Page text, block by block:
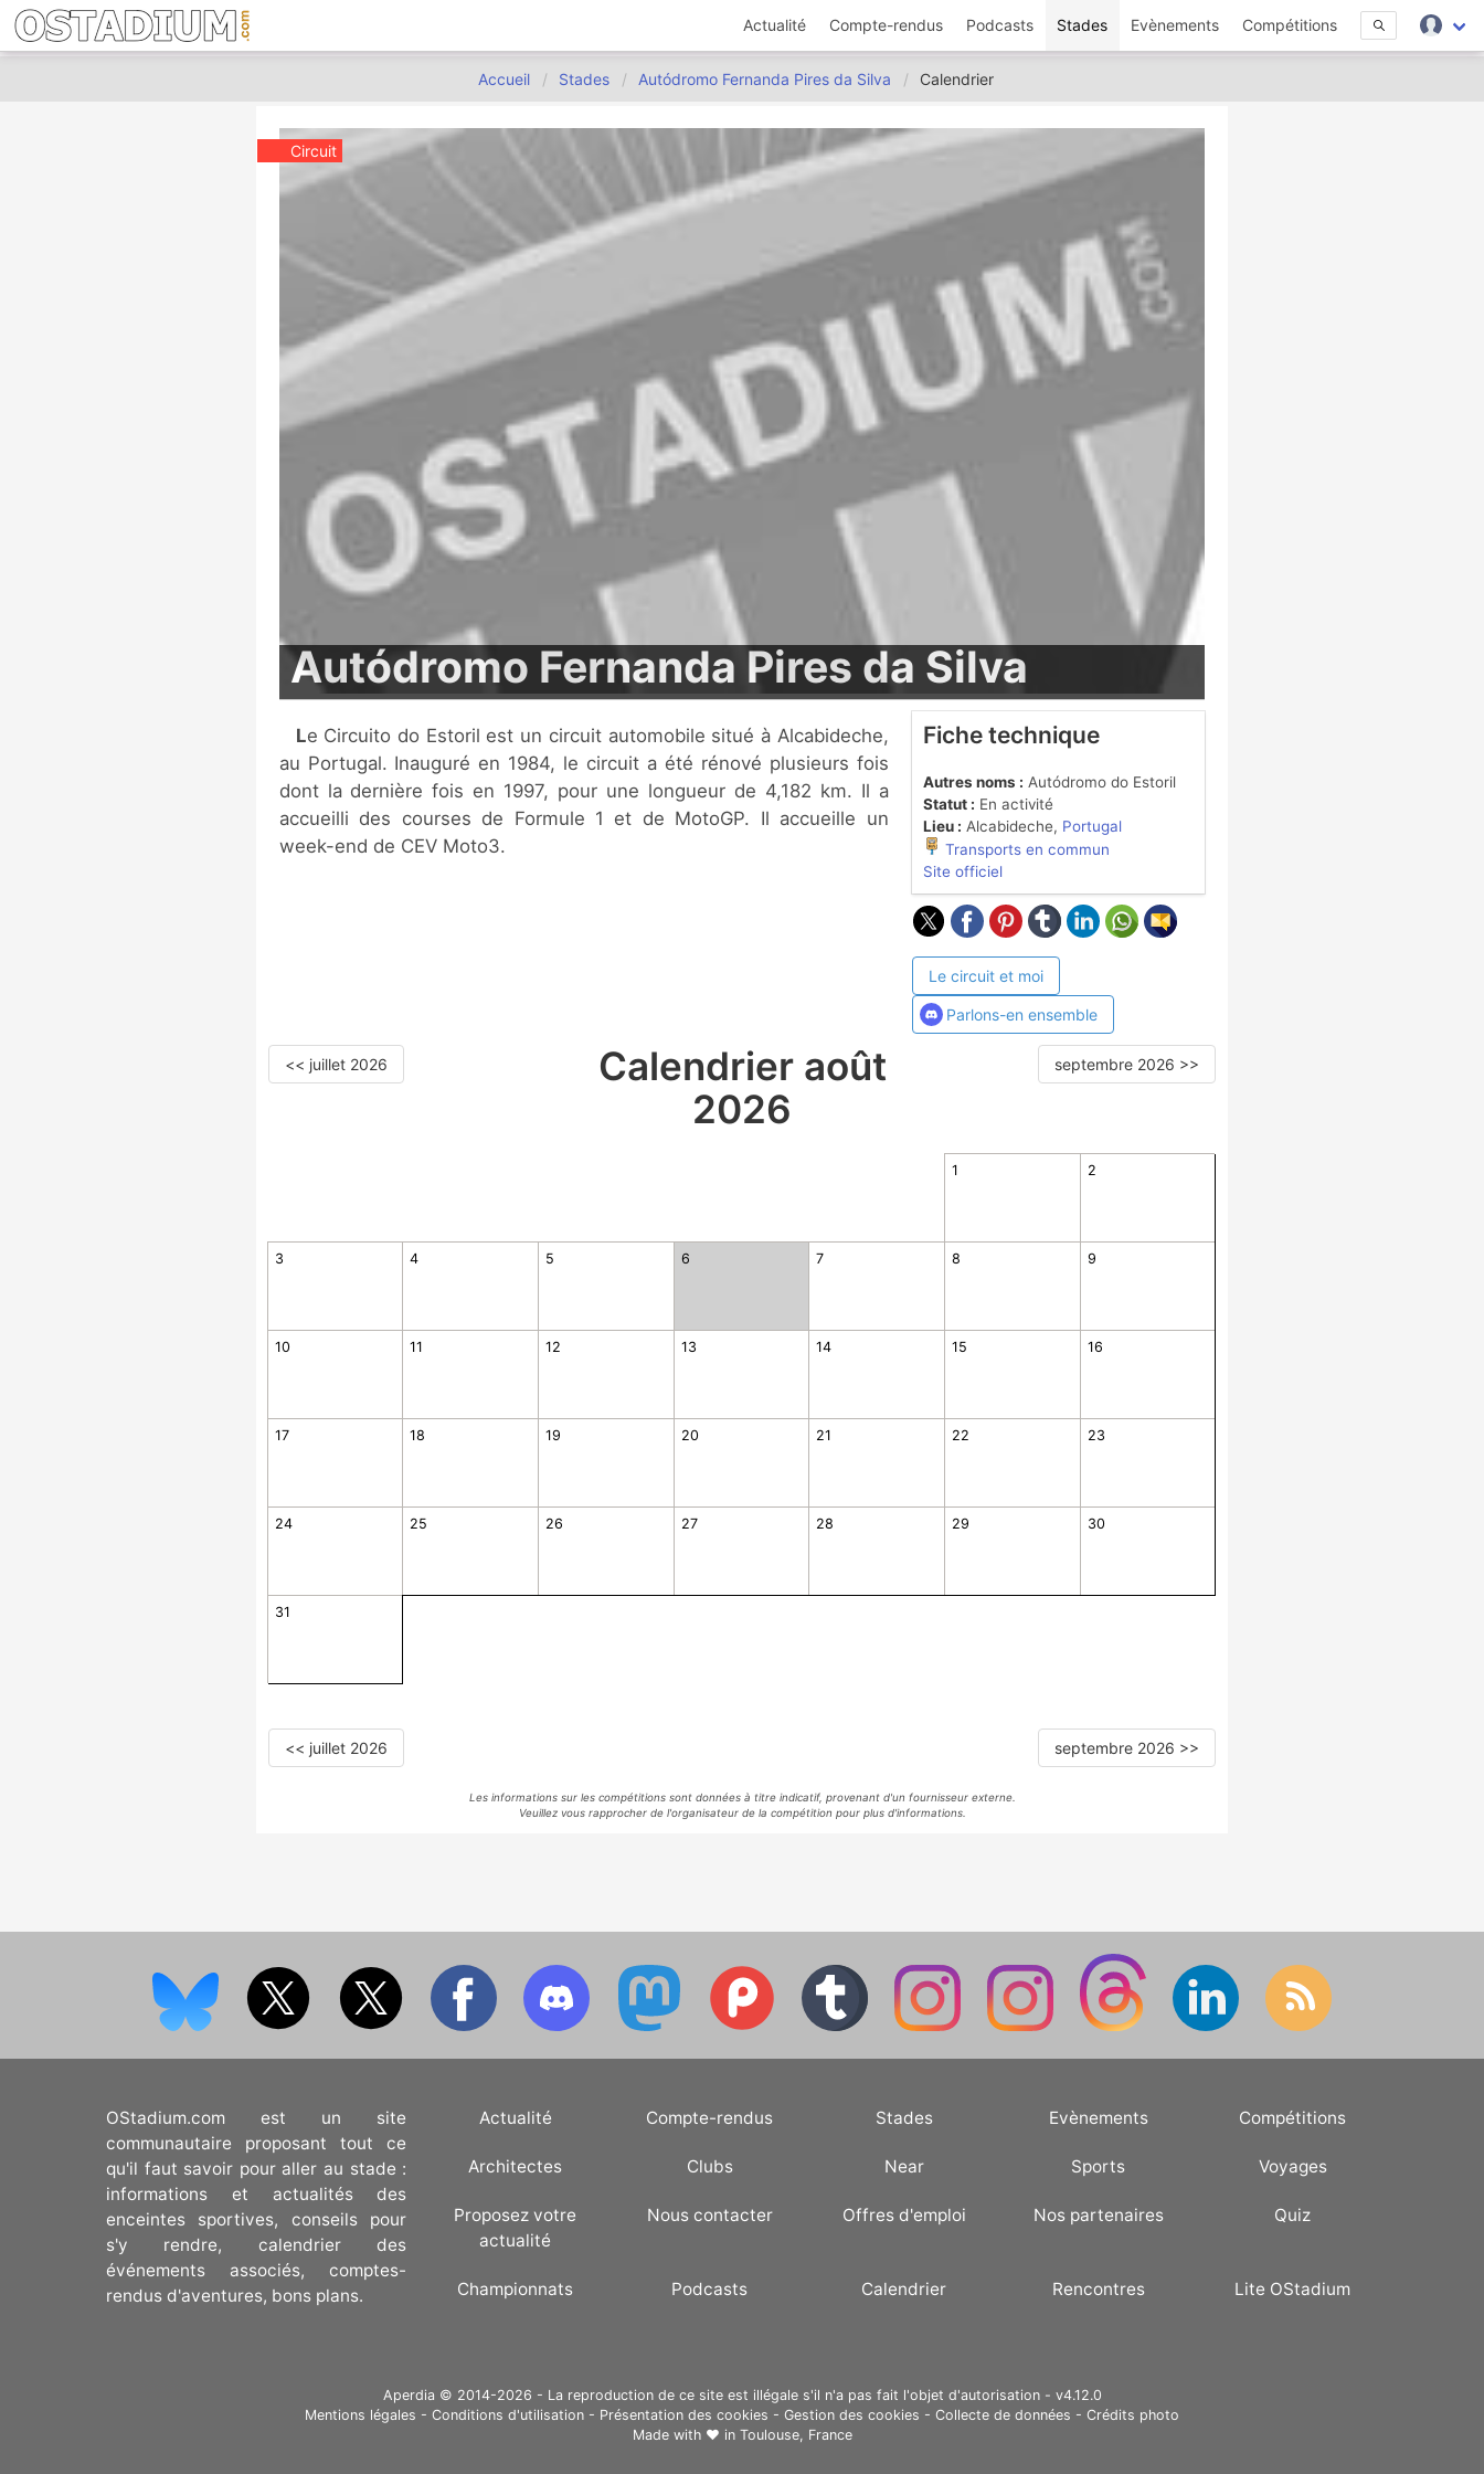
Actualité Compte-rendus Podcasts Stades Evènements Compétitions
Accueil Stades Autódromo Fernanda Pires da Silva Calendrier
Circuit
Autódromo Fernanda Pires da Silva
Le Circuito do Estoril est un circuit automobile situé à Alcabideche,
au Portugal. Inauguré en 1984, le circuit a été rénové plusieurs fois
dont la dernière fois en 1997, pour une longueur de 4,182 km. Il a
accueilli des courses de Formule 1 et de MotoGP. Il accueille un
week-end de CEV Moto3.
Fiche technique
Autres noms : Autódromo do Estoril
Statut : En activité
Lieu : Alcabideche, Portugal
Transports en commun
Site officiel
Le circuit et moi
Parlons-en ensemble
Calendrier août
2026
<< juillet 2026 septembre 2026 >>
1 2
3 4 5 6 7 8 9
10 11 12 13 14 15 16
17 18 19 20 21 22 23
24 25 26 27 28 29 30
31
<< juillet 2026 septembre 2026 >>
Les informations sur les compétitions sont données à titre indicatif, provenant d'un fournisseur externe.
Veuillez vous rapprocher de l'organisateur de la compétition pour plus d'informations.
OStadium.com est un site
communautaire proposant tout ce
qu'il faut savoir pour aller au stade :
informations et actualités des
enceintes sportives, conseils pour
s'y rendre, calendrier des
événements associés, comptes-
rendus d'aventures, bons plans.
Actualité Compte-rendus Stades Evènements Compétitions
Architectes Clubs Near Sports Voyages
Proposez votre
actualité
Nous contacter Offres d'emploi Nos partenaires Quiz
Championnats Podcasts Calendrier Rencontres Lite OStadium
Aperdia © 2014-2026 - La reproduction de ce site est illégale s'il n'a pas fait l'objet d'autorisation - v4.12.0
Mentions légales - Conditions d'utilisation - Présentation des cookies - Gestion des cookies - Collecte de données - Crédits photo
Made with ❤ in Toulouse, France